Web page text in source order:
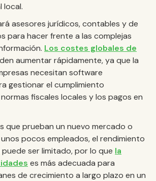
local.
asesores jurídicos, contables y de
para hacer frente a las complejas
Los costes globales de
aumentar rápidamente, ya que la
necesitan software
gestionar el cumplimiento
fiscales locales y los pagos en
que prueban un nuevo mercado o
pocos empleados, el rendimiento
ser limitado, por lo que la
es más adecuada para
de crecimiento a largo plazo en un